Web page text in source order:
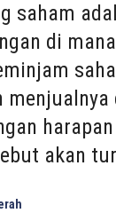
saham
di
menjualnya
akan